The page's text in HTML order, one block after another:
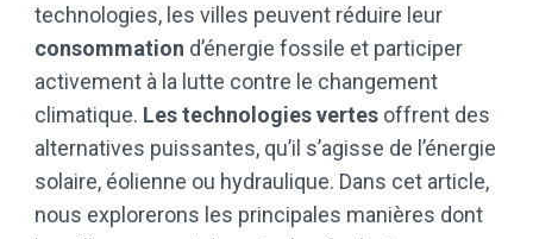
technologies, les villes peuvent réduire leur
consommation d’énergie fossile et participer
activement à la lutte contre le changement
climatique. Les technologies vertes offrent des
alternatives puissantes, qu’il s’agisse de l’énergie
solaire, éolienne ou hydraulique. Dans cet article,
nous explorerons les principales manières dont